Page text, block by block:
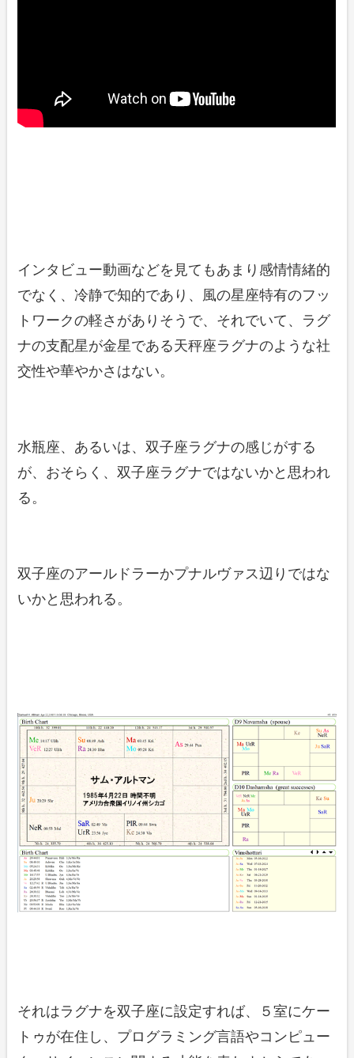
インタビュー動画などを見てもあまり感情情緒的
でなく、冷静で知的であり、風の星座特有のフッ
トワークの軽さがありそうで、それでいて、ラグ
ナの支配星が金星である天秤座ラグナのような社
交性や華やかさはない。
水瓶座、あるいは、双子座ラグナの感じがする
が、おそらく、双子座ラグナではないかと思われ
る。
双子座のアールドラーかプナルヴァス辺りではな
いかと思われる。
それはラグナを双子座に設定すれば、５室にケー
トゥが在住し、プログラミング言語やコンピュー